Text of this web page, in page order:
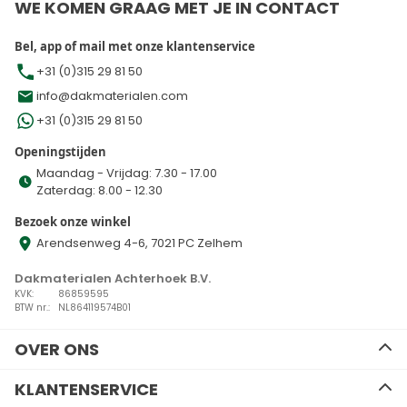
WE KOMEN GRAAG MET JE IN CONTACT
Bel, app of mail met onze klantenservice
+31 (0)315 29 81 50
info@dakmaterialen.com
+31 (0)315 29 81 50
Openingstijden
Maandag - Vrijdag: 7.30 - 17.00
Zaterdag: 8.00 - 12.30
Bezoek onze winkel
Arendsenweg 4-6, 7021 PC Zelhem
Dakmaterialen Achterhoek B.V.
KVK:
86859595
BTW nr.:
NL864119574B01
OVER ONS
Ons team
Advies
KLANTENSERVICE